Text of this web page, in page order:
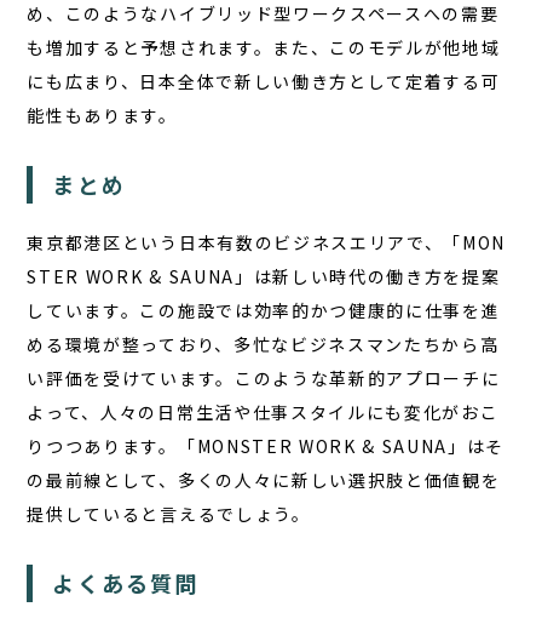
め、このようなハイブリッド型ワークスペースへの需要
も増加すると予想されます。また、このモデルが他地域
にも広まり、日本全体で新しい働き方として定着する可
能性もあります。
まとめ
東京都港区という日本有数のビジネスエリアで、「MON
STER WORK & SAUNA」は新しい時代の働き方を提案
しています。この施設では効率的かつ健康的に仕事を進
める環境が整っており、多忙なビジネスマンたちから高
い評価を受けています。このような革新的アプローチに
よって、人々の日常生活や仕事スタイルにも変化がおこ
りつつあります。「MONSTER WORK & SAUNA」はそ
の最前線として、多くの人々に新しい選択肢と価値観を
提供していると言えるでしょう。
よくある質問